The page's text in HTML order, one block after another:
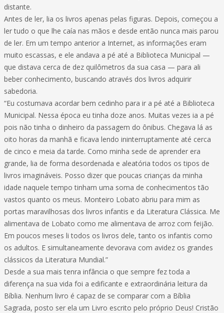
distante.
Antes de ler, lia os livros apenas pelas figuras. Depois, começou a
ler tudo o que lhe caía nas mãos e desde então nunca mais parou
de ler. Em um tempo anterior a Internet, as informações eram
muito escassas, e ele andava a pé até a Biblioteca Municipal —
que distava cerca de dez quilômetros da sua casa — para ali
beber conhecimento, buscando através dos livros adquirir
sabedoria.
“Eu costumava acordar bem cedinho para ir a pé até a Biblioteca
Municipal. Nessa época eu tinha doze anos. Muitas vezes ia a pé
pois não tinha o dinheiro da passagem do ônibus. Chegava lá as
oito horas da manhã e ficava lendo ininterruptamente até cerca
de cinco e meia da tarde. Como minha sede de aprender era
grande, lia de forma desordenada e aleatória todos os tipos de
livros imagináveis. Posso dizer que poucas crianças da minha
idade naquele tempo tinham uma soma de conhecimentos tão
vastos quanto os meus. Monteiro Lobato abriu para mim as
portas maravilhosas dos livros infantis e da Literatura Clássica. Me
alimentava de Lobato como me alimentava de arroz com feijão.
Em poucos meses li todos os livros dele, tanto os infantis como
os adultos. E simultaneamente devorava com avidez os grandes
clássicos da Literatura Mundial.”
Desde a sua mais tenra infância o que sempre fez toda a
diferença na sua vida foi a edificante e extraordinária leitura da
Bíblia. Nenhum livro é capaz de se comparar com a Bíblia
Sagrada, posto ser ela um Livro escrito pelo próprio Deus! Cristão